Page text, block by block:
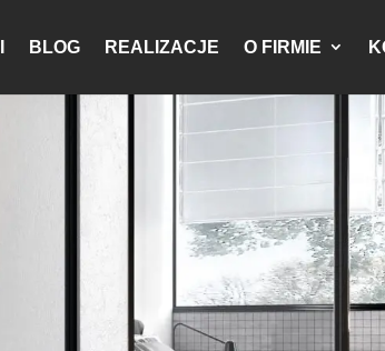
BLOG REALIZACJE O FIRMIE